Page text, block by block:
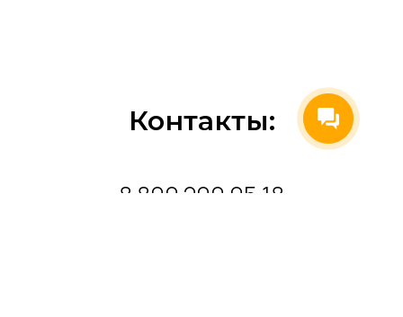
Контакты:
8 800 200 05 18